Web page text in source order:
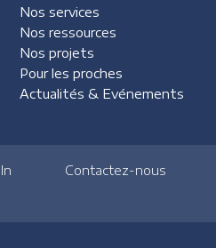
Nos services
Nos ressources
Nos projets
Pour les proches
Actualités & Evénements
Contactez-nous